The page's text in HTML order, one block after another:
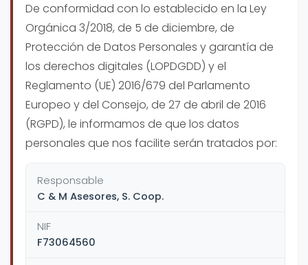
De conformidad con lo establecido en la Ley
Orgánica 3/2018, de 5 de diciembre, de
Protección de Datos Personales y garantía de
los derechos digitales (LOPDGDD) y el
Reglamento (UE) 2016/679 del Parlamento
Europeo y del Consejo, de 27 de abril de 2016
(RGPD), le informamos de que los datos
personales que nos facilite serán tratados por:
Responsable
C & M Asesores, S. Coop.
NIF
F73064560